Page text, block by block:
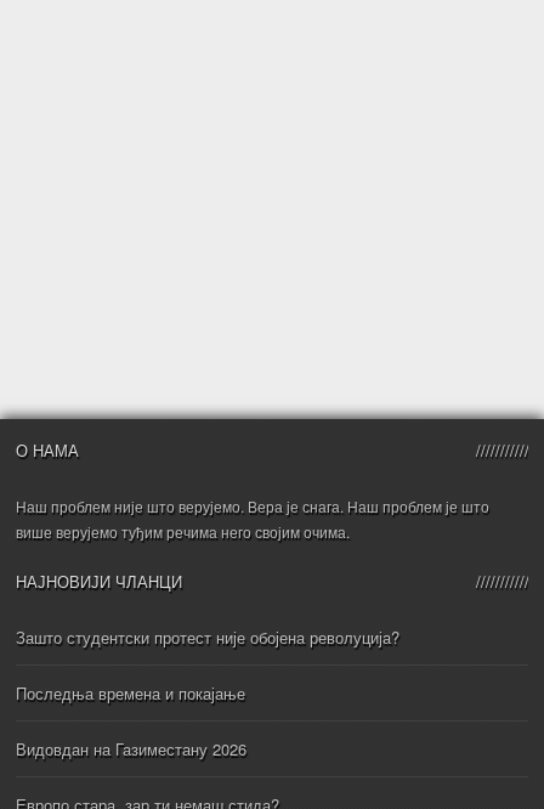
О НАМА
Наш проблем није што верујемо. Вера је снага. Наш проблем је што
више верујемо туђим речима него својим очима.
НАЈНОВИЈИ ЧЛАНЦИ
Зашто студентски протест није обојена револуција?
Последња времена и покајање
Видовдан на Газиместану 2026